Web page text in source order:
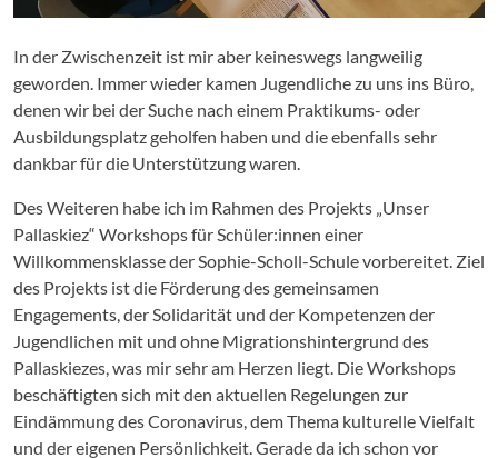
In der Zwischenzeit ist mir aber keineswegs langweilig
geworden. Immer wieder kamen Jugendliche zu uns ins Büro,
denen wir bei der Suche nach einem Praktikums- oder
Ausbildungsplatz geholfen haben und die ebenfalls sehr
dankbar für die Unterstützung waren.
Des Weiteren habe ich im Rahmen des Projekts „Unser
Pallaskiez“ Workshops für Schüler:innen einer
Willkommensklasse der Sophie-Scholl-Schule vorbereitet. Ziel
des Projekts ist die Förderung des gemeinsamen
Engagements, der Solidarität und der Kompetenzen der
Jugendlichen mit und ohne Migrationshintergrund des
Pallaskiezes, was mir sehr am Herzen liegt. Die Workshops
beschäftigten sich mit den aktuellen Regelungen zur
Eindämmung des Coronavirus, dem Thema kulturelle Vielfalt
und der eigenen Persönlichkeit. Gerade da ich schon vor